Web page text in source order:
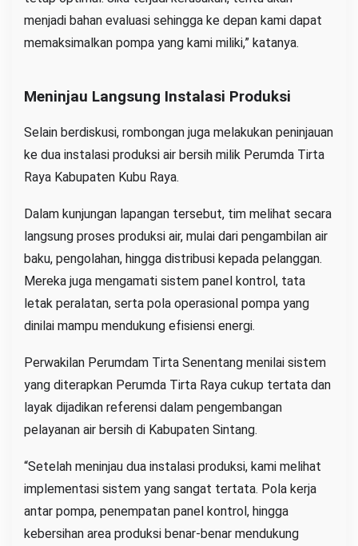
menjadi bahan evaluasi sehingga ke depan kami dapat
memaksimalkan pompa yang kami miliki,” katanya.
Meninjau Langsung Instalasi Produksi
Selain berdiskusi, rombongan juga melakukan peninjauan
ke dua instalasi produksi air bersih milik Perumda Tirta
Raya Kabupaten Kubu Raya.
Dalam kunjungan lapangan tersebut, tim melihat secara
langsung proses produksi air, mulai dari pengambilan air
baku, pengolahan, hingga distribusi kepada pelanggan.
Mereka juga mengamati sistem panel kontrol, tata
letak peralatan, serta pola operasional pompa yang
dinilai mampu mendukung efisiensi energi.
Perwakilan Perumdam Tirta Senentang menilai sistem
yang diterapkan Perumda Tirta Raya cukup tertata dan
layak dijadikan referensi dalam pengembangan
pelayanan air bersih di Kabupaten Sintang.
“Setelah meninjau dua instalasi produksi, kami melihat
implementasi sistem yang sangat tertata. Pola kerja
antar pompa, penempatan panel kontrol, hingga
kebersihan area produksi benar-benar mendukung